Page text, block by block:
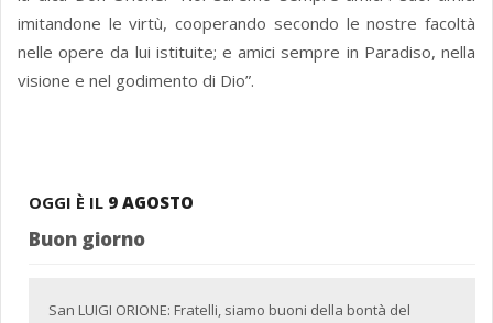
imitandone le virtù, cooperando secondo le nostre facoltà
nelle opere da lui istituite; e amici sempre in Paradiso, nella
visione e nel godimento di Dio”.
OGGI È IL 9 AGOSTO
Buon giorno
San LUIGI ORIONE: Fratelli, siamo buoni della bontà del